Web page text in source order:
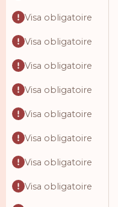
Visa obligatoire
Visa obligatoire
Visa obligatoire
Visa obligatoire
Visa obligatoire
Visa obligatoire
Visa obligatoire
Visa obligatoire